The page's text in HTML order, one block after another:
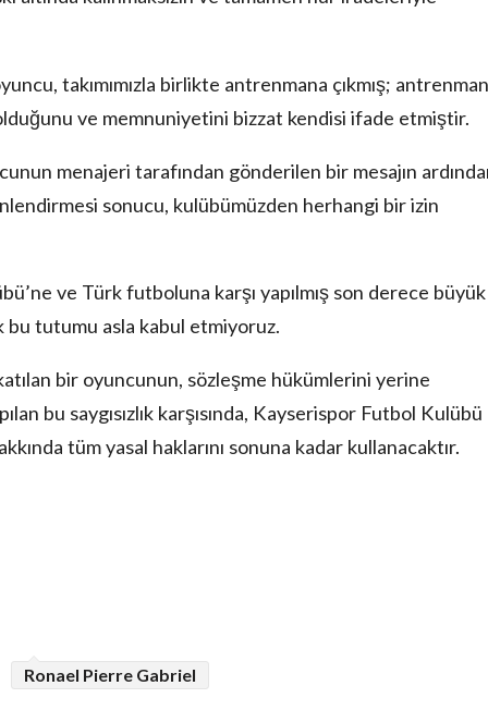
takımımızla birlikte antrenmana çıkmış; antrenman
ve memnuniyetini bizzat kendisi ifade etmiştir.
menajeri tarafından gönderilen bir mesajın
sonucu, kulübümüzden herhangi bir izin
ve Türk futboluna karşı yapılmış son derece
bu tutumu asla kabul etmiyoruz.
bir oyuncunun, sözleşme hükümlerini yerine
bu saygısızlık karşısında, Kayserispor Futbol Kulübü
tüm yasal haklarını sonuna kadar kullanacaktır.
Ronael Pierre Gabriel